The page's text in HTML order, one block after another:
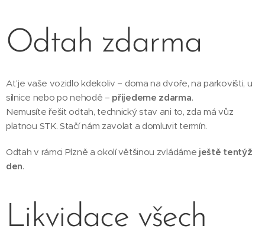
Odtah zdarma
Ať je vaše vozidlo kdekoliv – doma na dvoře, na parkovišti, u
silnice nebo po nehodě – přijedeme zdarma.
Nemusíte řešit odtah, technický stav ani to, zda má vůz
platnou STK. Stačí nám zavolat a domluvit termín.
Odtah v rámci Plzně a okolí většinou zvládáme ještě tentýž
den.
Likvidace všech